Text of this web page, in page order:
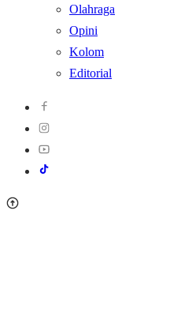
Olahraga
Opini
Kolom
Editorial